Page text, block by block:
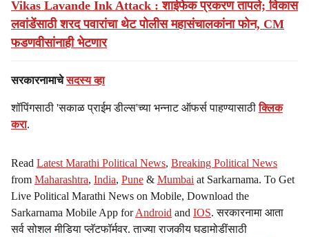
Vikas Lavande Ink Attack : शाईफेक प्रकरण तापले; विकास
लवांडेंसाठी शरद पवारांचा थेट पोलीस महासंचालकांना फोन, CM
फडणवीसांनाही भेटणार
सरकारनामाचेसदस्य व्हा
शॉपिंगसाठी 'सकाळ प्राईम डील्स'च्या भन्नाट ऑफर्स पाहण्यासाठीक्लिक
करा.
Read Latest Marathi Political News, Breaking Political News
from Maharashtra, India, Pune & Mumbai at Sarkarnama. To Get
Live Political Marathi News on Mobile, Download the
Sarkarnama Mobile App forAndroid and IOS. सरकारनामा आता
सर्व सोशल मीडिया प्लॅटफॉर्मवर. ताज्या राजकीय घडामोडींसाठी